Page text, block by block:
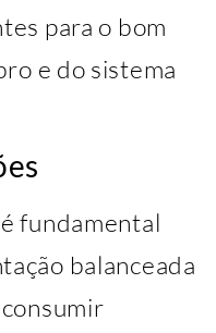
para o bom
e do sistema
fundamental
balanceada